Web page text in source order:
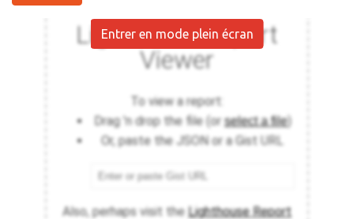
Entrer en mode plein écran